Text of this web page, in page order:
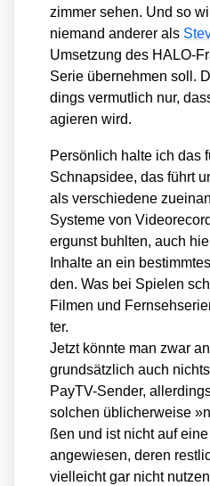
zim­mer sehen. Und so
nie­mand ande­rer als
Umset­zung des HALO-
Serie über­neh­men soll.
dings ver­mut­lich nur,
agie­ren wird.
Per­sön­lich hal­te ich das
Schnaps­idee, das führt
als ver­schie­de­ne
Sys­te­me von
er­gunst buhl­ten, auch
Inhal­te an ein
den. Was bei Spie­len
Fil­men und
ter.
Jetzt könn­te man zwar
grund­sätz­lich auch
Pay­TV-Sen­der,
sol­chen übli­cher­wei­se
ßen und ist nicht auf
ange­wie­sen, deren
viel­leicht gar nicht